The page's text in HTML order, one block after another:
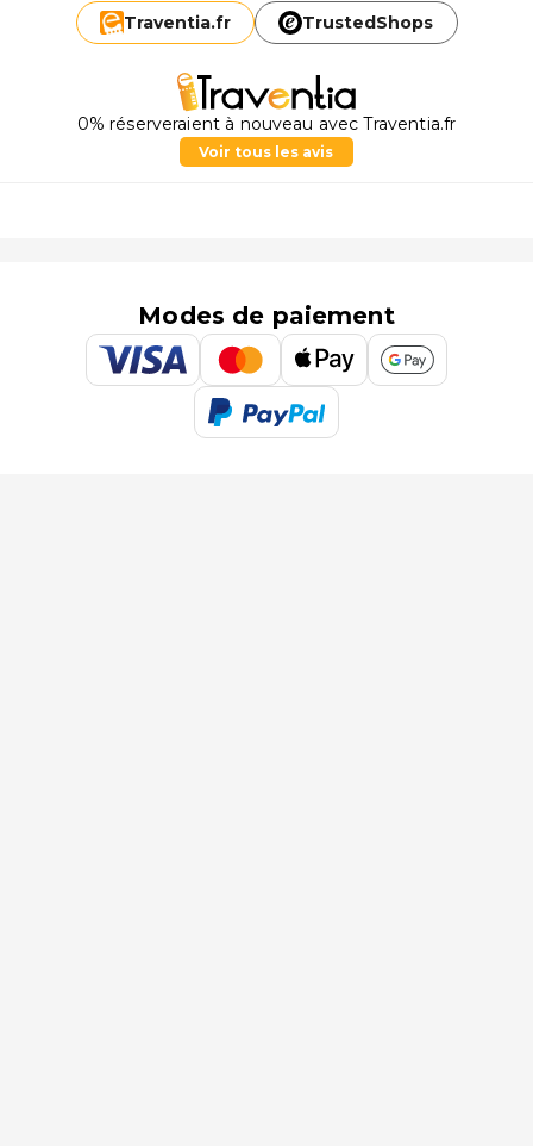
Traventia.fr TrustedShops
0% réserveraient à nouveau avec Traventia.fr
Voir tous les avis
Modes de paiement